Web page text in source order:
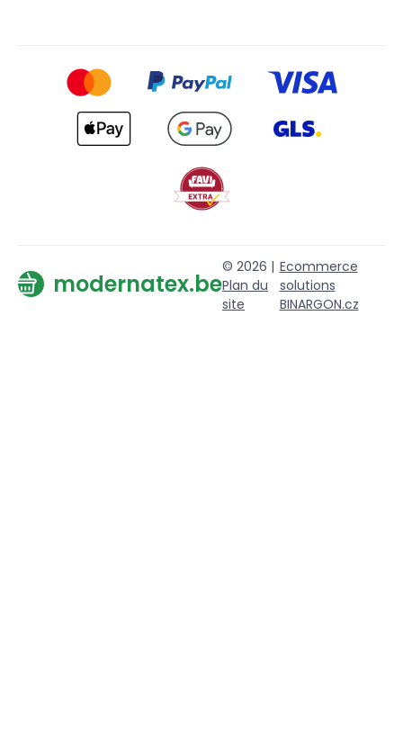
modernatex.be
© 2026 |
Plan du
site
Ecommerce
solutions
BINARGON.cz